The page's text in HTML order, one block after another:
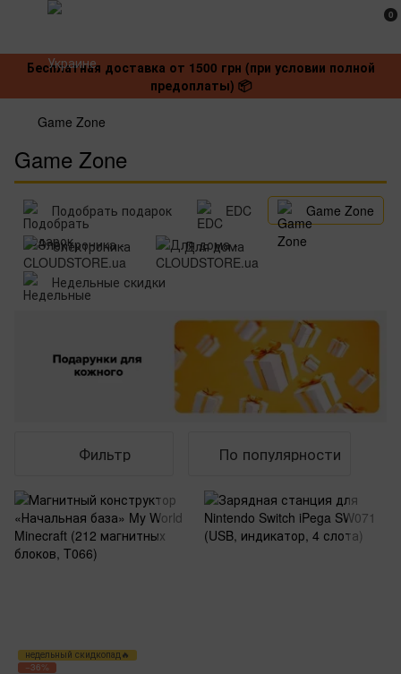
0
Бесплатная доставка от 1500 грн (при условии полной
предоплаты) 📦
Game Zone
Game Zone
Подобрать подарок EDC
Game Zone
Электроника
Для дома
Недельные скидки
Фильтр По популярности
недельный скидкопад🔥
−36%